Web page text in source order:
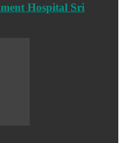
Hospital Sri